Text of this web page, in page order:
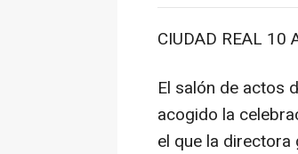
CIUDAD REAL 10
El salón de actos
acogido la
el que la directora